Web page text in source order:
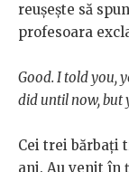
reușește să
profesoara
Good. I told you,
did until now, but
Cei trei bărbați
ani. Au venit în